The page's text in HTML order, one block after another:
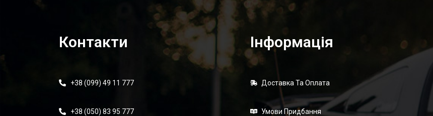
Контакти
+38 (099) 49 11 777
+38 (050) 83 95 777
Інформація
Доставка Та Оплата
Умови Придбання